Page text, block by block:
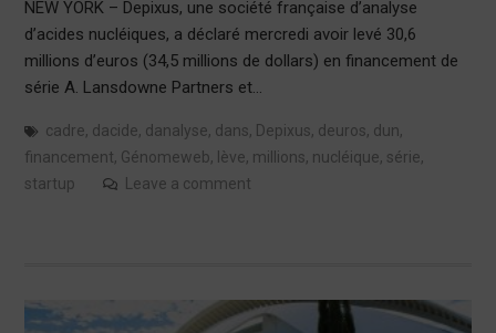
NEW YORK – Depixus, une société française d’analyse
d’acides nucléiques, a déclaré mercredi avoir levé 30,6
millions d’euros (34,5 millions de dollars) en financement de
série A. Lansdowne Partners et…
cadre, dacide, danalyse, dans, Depixus, deuros, dun,
financement, Génomeweb, lève, millions, nucléique, série,
startup
Leave a comment